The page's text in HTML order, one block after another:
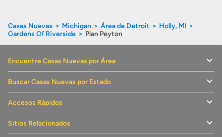
Casas Nuevas Michigan Área de Detroit
Holly, MI
Gardens Of Riverside
Plan Peyton
Encuentre Casas Nuevas por Área
Buscar Casas Nuevas por Estado
Accesos Rápidos
Sitios Relacionados